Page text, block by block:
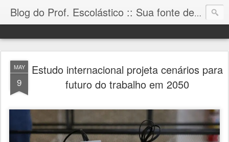
Blog do Prof. Escolástico :: Sua fonte de informação!
MAY
9
Estudo internacional projeta cenários para
futuro do trabalho em 2050